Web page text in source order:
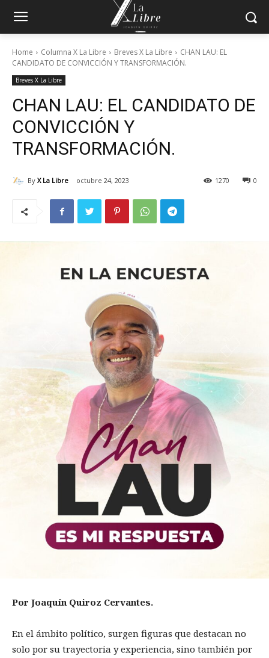
Home Columna X La Libre Breves X La Libre
CHAN LAU: EL
CANDIDATO DE CONVICCIÓN Y TRANSFORMACIÓN.
Breves X La Libre
CHAN LAU: EL CANDIDATO DE
CONVICCIÓN Y
TRANSFORMACIÓN.
By X La Libre octubre 24, 2023 0
1270
Por Joaquín Quiroz Cervantes.
En el ámbito político, surgen figuras que destacan no
solo por su trayectoria y experiencia, sino también por